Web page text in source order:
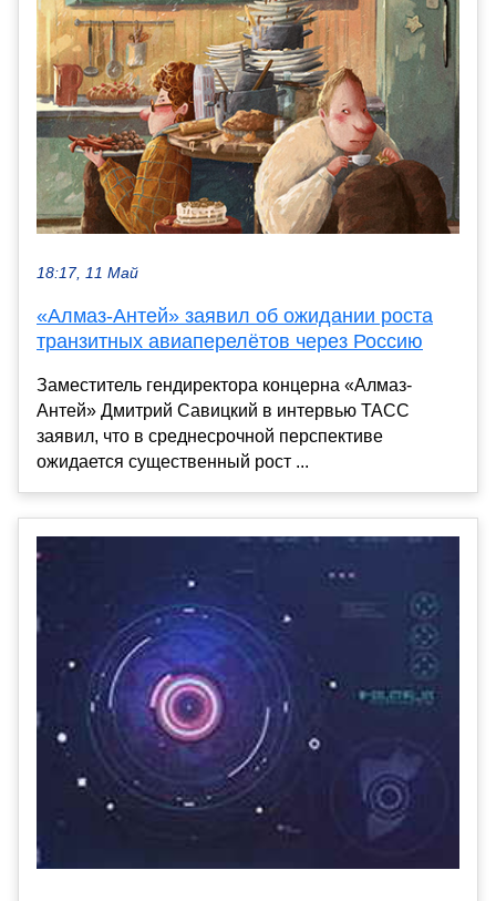
18:17, 11 Май
«Алмаз-Антей» заявил об ожидании роста
транзитных авиаперелётов через Россию
Заместитель гендиректора концерна «Алмаз-
Антей» Дмитрий Савицкий в интервью ТАСС
заявил, что в среднесрочной перспективе
ожидается существенный рост ...